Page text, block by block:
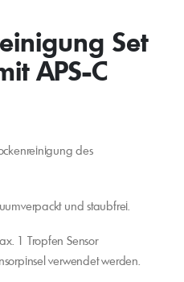
Set
APS-C
des
und staubfrei.
1 Tropfen Sensor
verwendet werden.